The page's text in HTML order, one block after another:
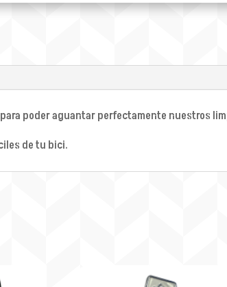
poder aguantar perfectamente nuestros
de tu bici.